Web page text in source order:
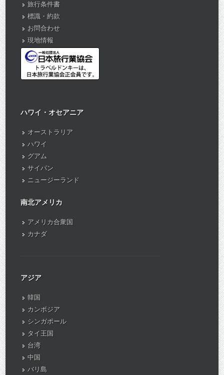
旅行条件書
標識・約款
お問合わせ
現地情報
ハワイ・オセアニア
オーストラリア
ハワイ
グアム
サイパン
ニュージーランド
南北アメリカ
アメリカ合衆国
カナダ
アジア
韓国
カンボジア
シンガポール
タイ王国
台湾
中国
バリ島